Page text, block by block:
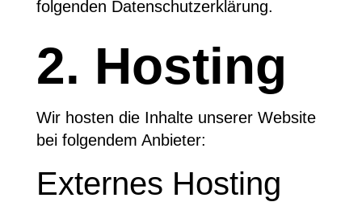
folgenden Datenschutzerklärung.
2. Hosting
Wir hosten die Inhalte unserer Website
bei folgendem Anbieter:
Externes Hosting